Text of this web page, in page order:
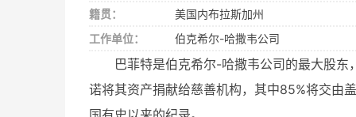
籍贯：
美国内布拉斯加州
工作单位：
伯克希尔-哈撒韦公司
巴菲特是伯克希尔-哈撒韦公司的最大股
诺将其资产捐献给慈善机构，其中85%将交由